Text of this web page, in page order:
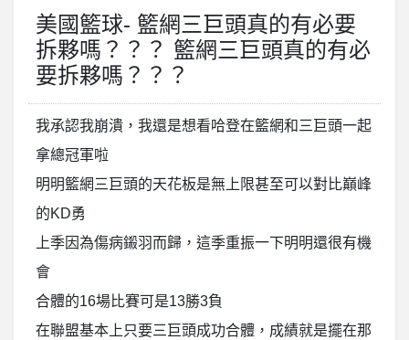
美國籃球- 籃網三巨頭真的有必要
拆夥嗎？？？ 籃網三巨頭真的有必
要拆夥嗎？？？
我承認我崩潰，我還是想看哈登在籃網和三巨頭一起
拿總冠軍啦
明明籃網三巨頭的天花板是無上限甚至可以對比巔峰
的KD勇
上季因為傷病鎩羽而歸，這季重振一下明明還很有機
會
合體的16場比賽可是13勝3負
在聯盟基本上只要三巨頭成功合體，成績就是擺在那